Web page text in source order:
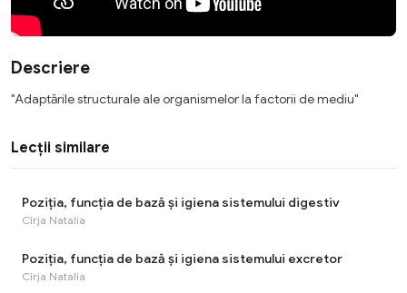
Descriere
"Adaptările structurale ale organismelor la factorii de mediu"
Lecții similare
Poziția, funcția de bază și igiena sistemului digestiv
Cîrja Natalia
Poziția, funcția de bază și igiena sistemului excretor
Cîrja Natalia